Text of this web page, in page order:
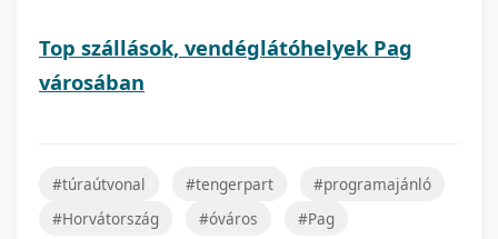
Top szállások, vendéglátóhelyek Pag
városában
#túraútvonal #tengerpart
#programajánló
#Horvátország
#óváros #Pag